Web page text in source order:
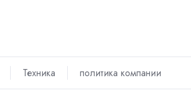
Техника политика компании